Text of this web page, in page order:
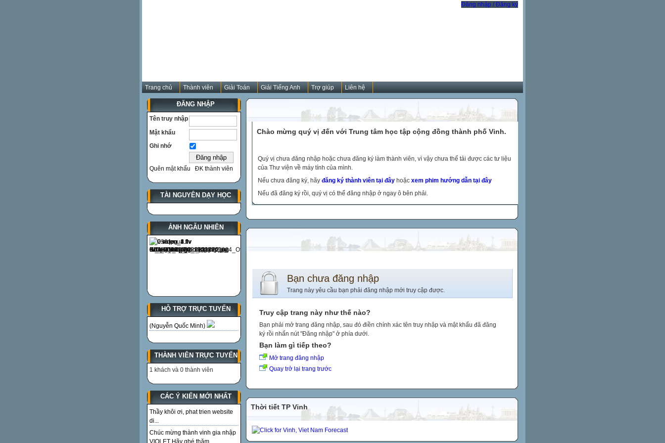
Đăng nhập / Đăng ký
Trang chủ Thành viên Giải Toán Giải Tiếng Anh Trợ giúp Liên hệ
ĐĂNG NHẬP
Tên truy nhập
Mật khẩu
Ghi nhớ
Quên mật khẩu ĐK thành viên
TÀI NGUYÊN DẠY HỌC
ẢNH NGẪU NHIÊN
HỖ TRỢ TRỰC TUYẾN
(Nguyễn Quốc Minh)
THÀNH VIÊN TRỰC TUYẾN
1 khách và 0 thành viên
CÁC Ý KIẾN MỚI NHẤT
Thầy khôi ơi, phat trien website
di...
Chúc mừng thành vinh gia nhập
VIOLET Hãy ghé thăm...
Chào mừng quý vị đến với Trung tâm học tập cộng đồng thành phố Vinh.
Quý vị chưa đăng nhập hoặc chưa đăng ký làm thành viên, vì vậy chưa thể tải được các tư liệu
của Thư viện về máy tính của mình.
Nếu chưa đăng ký, hãy đăng ký thành viên tại đây hoặc xem phim hướng dẫn tại đây
Nếu đã đăng ký rồi, quý vị có thể đăng nhập ở ngay ô bên phải.
Bạn chưa đăng nhập
Trang này yêu cầu bạn phải đăng nhập mới truy cập được.
Truy cập trang này như thế nào?
Bạn phải mở trang đăng nhập, sau đó điền chính xác tên truy nhập và mật khẩu đã đăng
ký rồi nhấn nút "Đăng nhập" ở phía dưới.
Bạn làm gì tiếp theo?
Mở trang đăng nhập
Quay trở lại trang trước
Thời tiết TP Vinh